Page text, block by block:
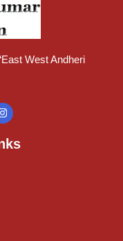
West Andheri